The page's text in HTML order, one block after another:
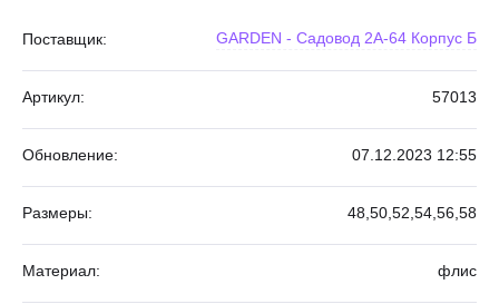
Поставщик: GARDEN - Садовод 2А-64 Корпус Б
Артикул: 57013
Обновление: 07.12.2023 12:55
Размеры: 48, 50, 52, 54, 56, 58
Материал: флис